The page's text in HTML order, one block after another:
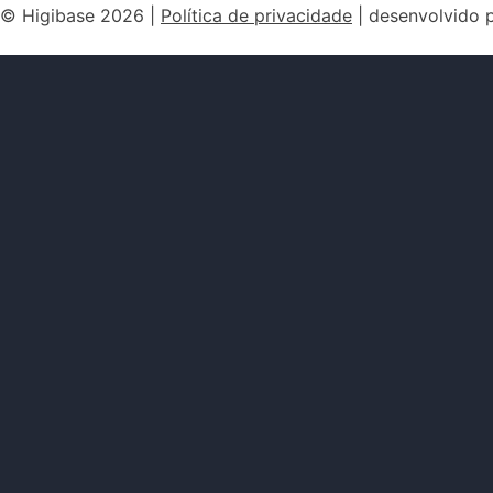
© Higibase 2026 | Política de privacidade | desenvolvido